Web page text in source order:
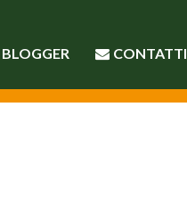
BLOGGER CONTATTI